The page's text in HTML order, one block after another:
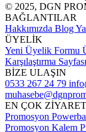
© 2025, DGN
BAĞLANTILAR
Hakkımızda Blog
ÜYELİK
Yeni Üyelik Formu
Karşılaştırma Sayfası
BİZE ULAŞIN
0533 267 24 79
EN ÇOK
Promosyon
Promosyon Kalem